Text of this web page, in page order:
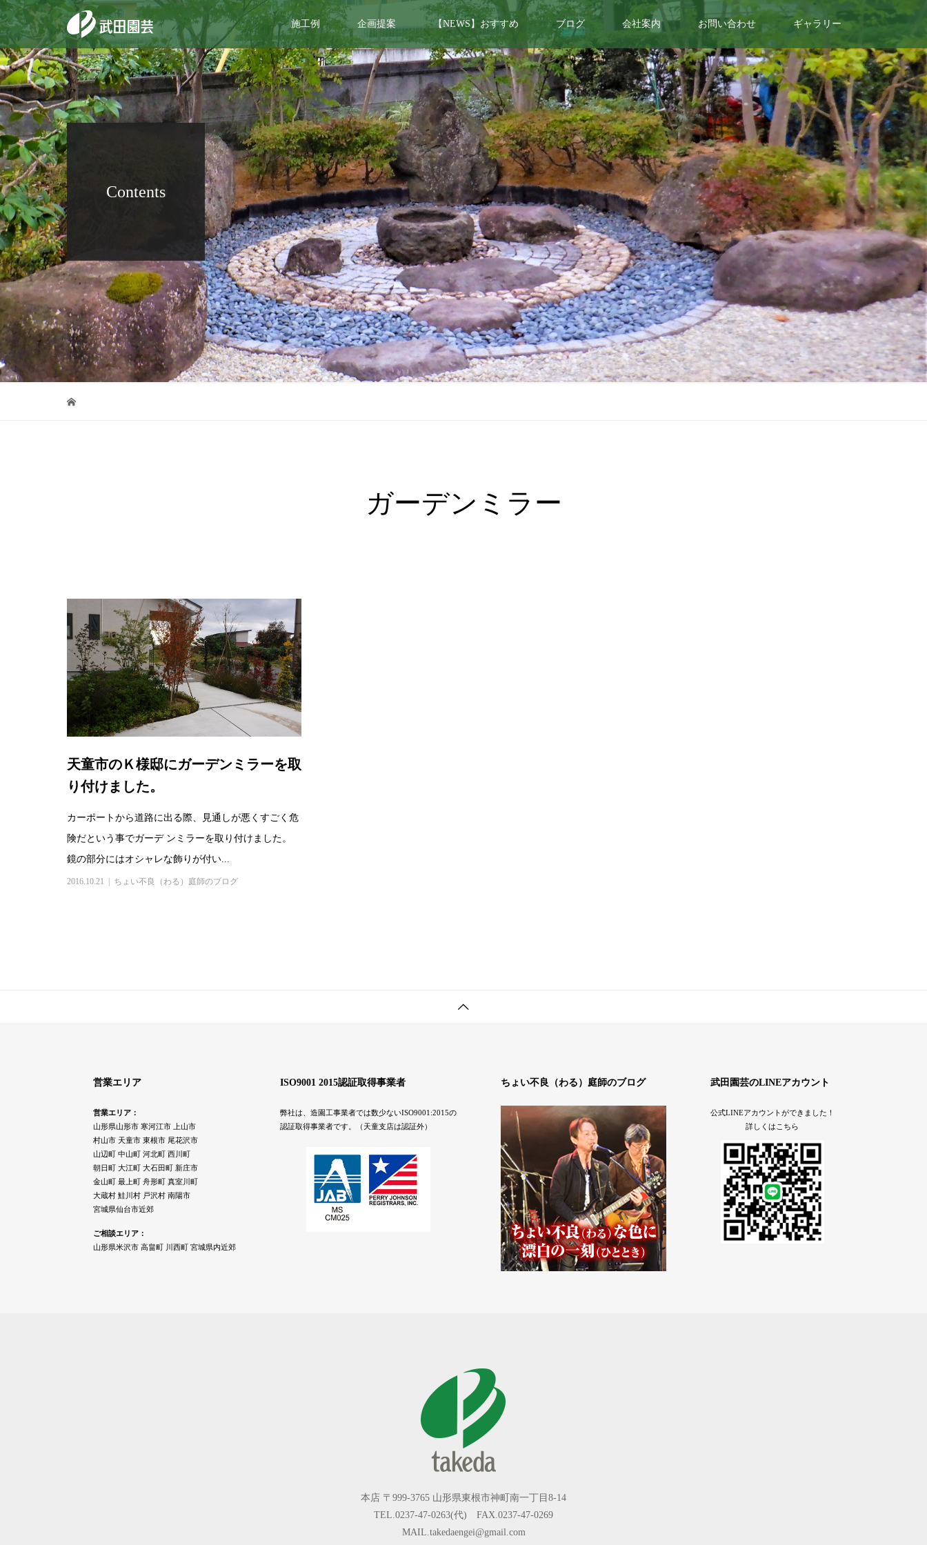
施工例 企画提案 【NEWS】おすすめ ブログ 会社案内 お問い合わせ ギャラリー
Contents
ガーデンミラー
天童市のＫ様邸にガーデンミラーを取
り付けました。
カーポートから道路に出る際、見通しが悪くすごく危
険だという事でガーデ ンミラーを取り付けました。
鏡の部分にはオシャレな飾りが付い...
2016.10.21 ちょい不良（わる）庭師のブログ
営業エリア
営業エリア：
山形県山形市 寒河江市 上山市
村山市 天童市 東根市 尾花沢市
山辺町 中山町 河北町 西川町
朝日町 大江町 大石田町 新庄市
金山町 最上町 舟形町 真室川町
大蔵村 鮭川村 戸沢村 南陽市
宮城県仙台市近郊
ご相談エリア：
山形県米沢市 高畠町 川西町 宮城県内近郊
ISO9001 2015認証取得事業者
弊社は、造園工事業者では数少ないISO9001:2015の
認証取得事業者です。（天童支店は認証外）
ちょい不良（わる）庭師のブログ 武田園芸のLINEアカウント
公式LINEアカウントができました！
詳しくはこちら
本店 〒999-3765 山形県東根市神町南一丁目8-14
TEL.0237-47-0263(代) FAX.0237-47-0269
MAIL.takedaengei@gmail.com